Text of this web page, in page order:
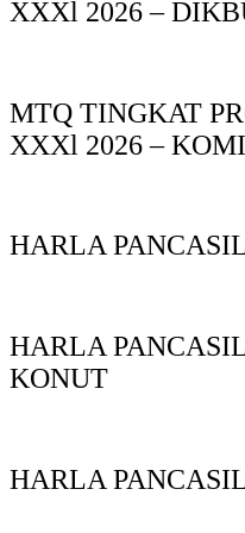
XXXl 2026 –
MTQ TINGKAT
XXXl 2026 –
HARLA
HARLA
KONUT
HARLA